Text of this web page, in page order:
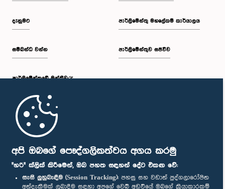
අපි ඔබගේ පෞද්ගලිකත්වය අගය කරමු
"හරි" ක්ලික් කිරීමෙන්, ඔබ පහත සඳහන් දේට එකඟ වේ:
සැසි ලුහුබැඳීම (Session Tracking): පහසු සහ වඩාත් පුද්ගලාරෝපිත
අත්දැකීමක් ලබාදීම සඳහා අපගේ වෙබ් අඩවියේ ඔබගේ ක්‍රියාකාරකම්
දැනුමට
සම්බන්ධ වන්න
පාර්ලි‌මේන්තුවේ මන්ත්‍රීවරු
මුල් පිටුව
පාර්ලිමේන්තු මහලේකම් කාර්යාලය
පාර්ලිමේන්තුව සජීවීව
පාර්ලිමේන්තු ජංගම යෙදුම